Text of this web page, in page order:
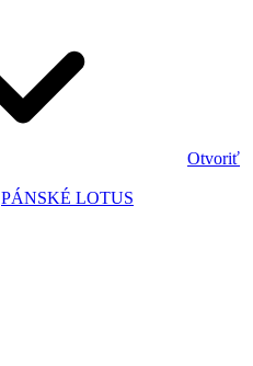
Otvoriť
PÁNSKÉ LOTUS